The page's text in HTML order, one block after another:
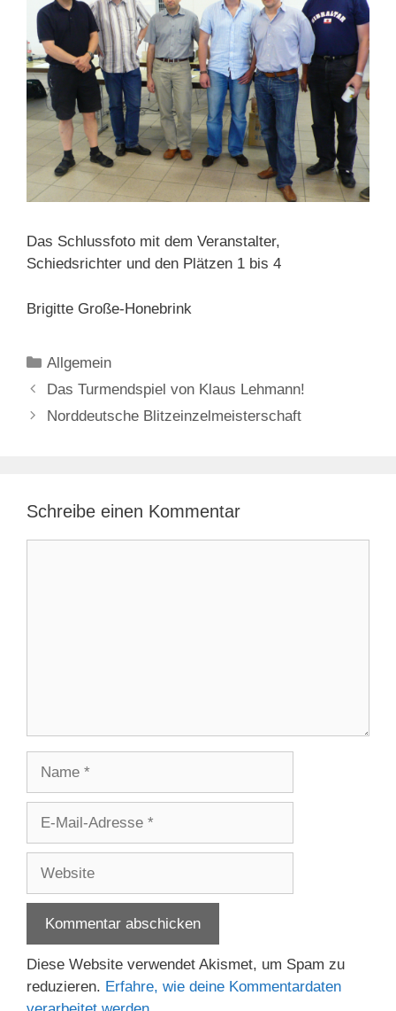
Das Schlussfoto mit dem Veranstalter,
Schiedsrichter und den Plätzen 1 bis 4
Brigitte Große-Honebrink
Kategorien
Allgemein
Das Turmendspiel von Klaus Lehmann!
Norddeutsche Blitzeinzelmeisterschaft
Schreibe einen Kommentar
Adresse
Diese Website verwendet Akismet, um Spam zu
reduzieren. Erfahre, wie deine Kommentardaten